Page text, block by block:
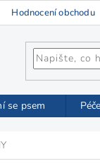
Hodnocení obchodu
se psem